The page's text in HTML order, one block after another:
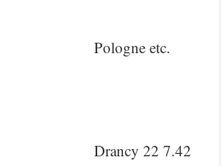
etc.
22 7.42